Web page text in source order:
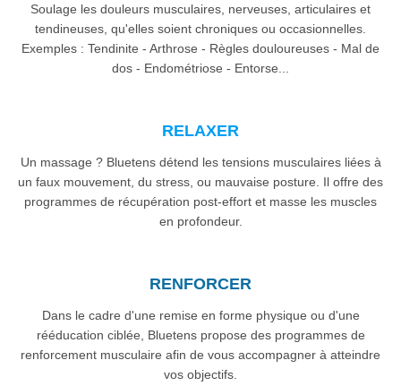
Soulage les douleurs musculaires, nerveuses, articulaires et
tendineuses, qu'elles soient chroniques ou occasionnelles.
Exemples : Tendinite - Arthrose - Règles douloureuses - Mal de
dos - Endométriose - Entorse...
RELAXER
Un massage ? Bluetens détend les tensions musculaires liées à
un faux mouvement, du stress, ou mauvaise posture. Il offre des
programmes de récupération post-effort et masse les muscles
en profondeur.
RENFORCER
Dans le cadre d'une remise en forme physique ou d'une
rééducation ciblée, Bluetens propose des programmes de
renforcement musculaire afin de vous accompagner à atteindre
vos objectifs.